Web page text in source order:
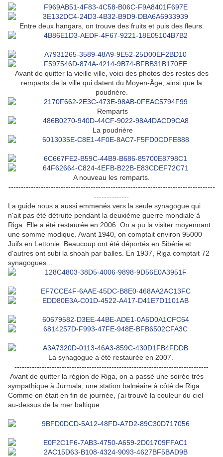
Entre deux hangars, on trouve des fruits et puis des fleurs.
Avant de quitter la vieille ville, voici des photos des restes des
remparts de la ville qui datent du Moyen-Âge, ainsi que la
poudrière.
Remparts
La poudrière
A nouveau les remparts.
-----------------------------------------------------------------------------------
--------------
La guide nous a aussi emmenés vers la seule synagogue qui
n'ait pas été détruite pendant la deuxième guerre mondiale à
Riga. Elle a été restaurée en 2006. On a pu la visiter moyennant
une somme modique. Avant 1940, on comptait environ 95000
Juifs en Lettonie. Beaucoup ont été déportés en Sibérie et
d'autres ont subi la shoah par balles. En 1937, Riga comptait 72
synagogues...
La synagogue a été restaurée en 2007.
------------------------------------------------------------------------------
Avant de quitter la région de Riga, on a passé une soirée très
sympathique à Jurmala, une station balnéaire à côté de Riga.
Comme on était en fin de journée, j'ai trouvé la couleur du ciel
au-dessus de la mer baltique